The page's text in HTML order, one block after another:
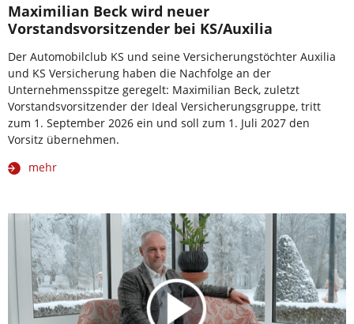
Maximilian Beck wird neuer
Vorstandsvorsitzender bei KS/Auxilia
Der Automobilclub KS und seine Versicherungstöchter Auxilia
und KS Versicherung haben die Nachfolge an der
Unternehmensspitze geregelt: Maximilian Beck, zuletzt
Vorstandsvorsitzender der Ideal Versicherungsgruppe, tritt
zum 1. September 2026 ein und soll zum 1. Juli 2027 den
Vorsitz übernehmen.
mehr